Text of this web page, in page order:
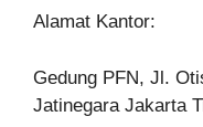
Alamat Kantor:
Gedung PFN, Jl.
Jatinegara Jakarta